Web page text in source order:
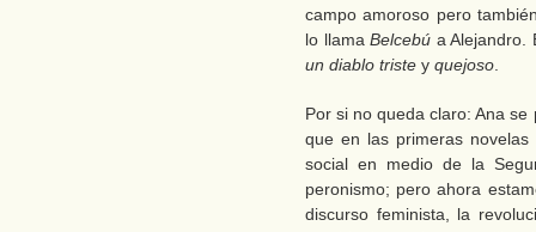
campo amoroso pero
lo llamaBelcebú a Alejandro.
un diablo triste y quejoso
Por si no queda claro: Ana
que en las primeras
social en medio de la
peronismo; pero ahora
discurso feminista, la